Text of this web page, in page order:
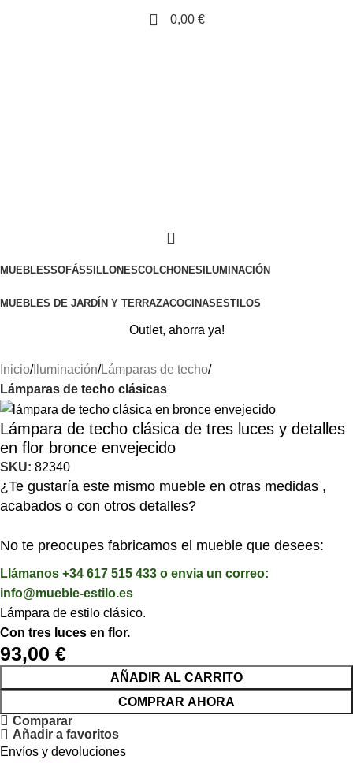
0,00 €
MUEBLESSOFÁSSILLONESCOLCHONESILUMINACIÓN
MUEBLES DE JARDÍN Y TERRAZACOCINASESTILOS
Outlet, ahorra ya!
Inicio Iluminación Lámparas de techo
Lámparas de techo clásicas
Lámpara de techo clásica de tres luces y detalles
en flor bronce envejecido
SKU: 82340
¿Te gustaría este mismo mueble en otras medidas ,
acabados o con otros detalles?
No te preocupes fabricamos el mueble que desees:
Llámanos +34 617 515 433 o envia un correo:
info@mueble-estilo.es
Lámpara de estilo clásico.
Con tres luces en flor.
93,00 €
AÑADIR AL CARRITO
COMPRAR AHORA
Comparar
Añadir a favoritos
Envíos y devoluciones